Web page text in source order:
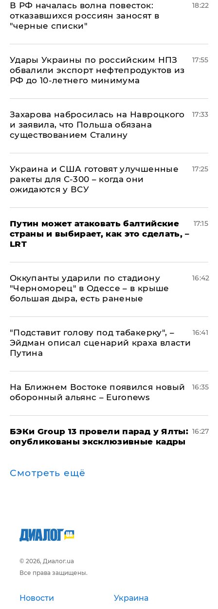
​В РФ началась волна повесток:
отказавшихся россиян заносят в
"черные списки"
18:22
Удары Украины по российским НПЗ
обвалили экспорт нефтепродуктов из
РФ до 10-летнего минимума
17:55
​Захарова набросилась на Навроцкого
и заявила, что Польша обязана
существованием Сталину
17:33
Украина и США готовят улучшенные
ракеты для С-300 – когда они
ожидаются у ВСУ
17:25
Путин может атаковать балтийские
страны и выбирает, как это сделать, –
LRT
17:15
Оккупанты ударили по стадиону
"Черноморец" в Одессе – в крыше
большая дыра, есть раненые
16:42
​"Подставит голову под табакерку", –
Эйдман описал сценарий краха власти
Путина
16:41
На Ближнем Востоке появился новый
оборонный альянс – Euronews
16:35
​БЭКи Group 13 провели парад у Ялты:
опубликованы эксклюзивные кадры
16:27
Смотреть ещё
© 2026, Диалог.ua
Все права защищены.
Новости Украина